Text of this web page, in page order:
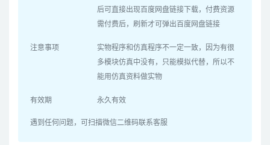
后可直接出现百度网盘链接下载，付费资源
需付费后，刷新才可弹出百度网盘链接
注意事项
实物程序和仿真程序不一定一致，因为有很
多模块仿真中没有，只能模拟代替，所以不
能用仿真资料做实物
有效期 永久有效
遇到任何问题，可扫描微信二维码联系客服